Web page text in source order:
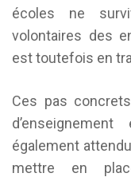
écoles ne
volontaires des
est toutefois en
Ces pas
également
mettre en